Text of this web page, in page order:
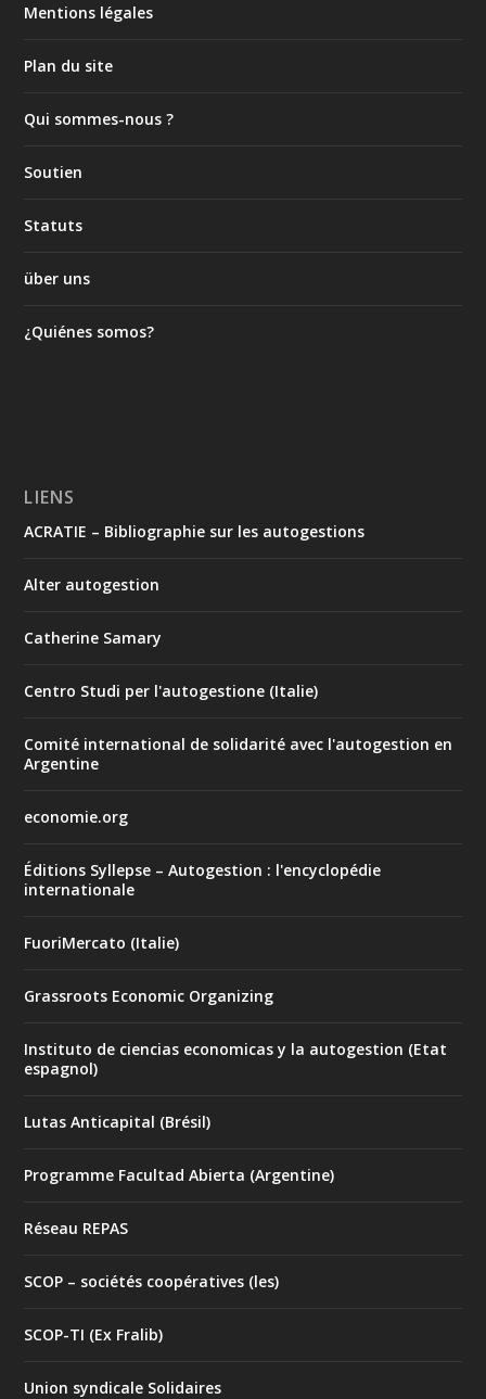
Mentions légales
Plan du site
Qui sommes-nous ?
Soutien
Statuts
über uns
¿Quiénes somos?
LIENS
ACRATIE – Bibliographie sur les autogestions
Alter autogestion
Catherine Samary
Centro Studi per l'autogestione (Italie)
Comité international de solidarité avec l'autogestion en
Argentine
economie.org
Éditions Syllepse – Autogestion : l'encyclopédie
internationale
FuoriMercato (Italie)
Grassroots Economic Organizing
Instituto de ciencias economicas y la autogestion (Etat
espagnol)
Lutas Anticapital (Brésil)
Programme Facultad Abierta (Argentine)
Réseau REPAS
SCOP – sociétés coopératives (les)
SCOP-TI (Ex Fralib)
Union syndicale Solidaires